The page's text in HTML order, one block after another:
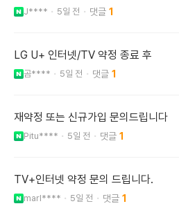
J**** 5일 전 1
LG U+ 인터넷/TV 약정 종료 후
곰**** 5일 전 1
재약정 또는 신규가입 문의드립니다
Pitu**** 5일 전 1
TV+인터넷 약정 문의 드립니다.
marl**** 5일 전 1